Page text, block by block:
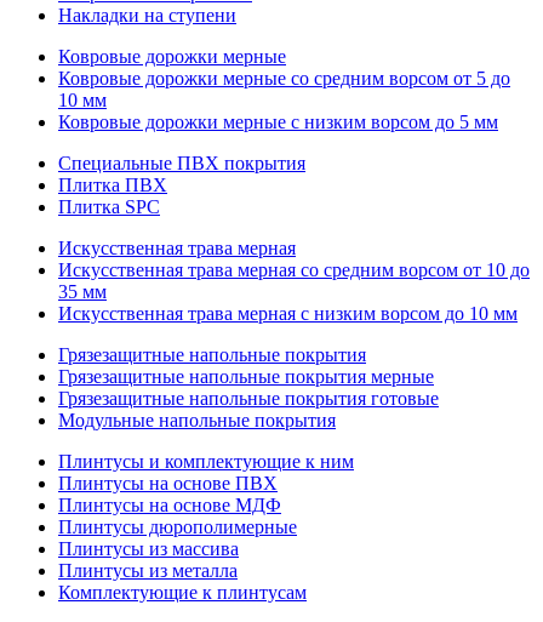
Накладки на ступени
Ковровые дорожки мерные
Ковровые дорожки мерные со средним ворсом от 5 до
10 мм
Ковровые дорожки мерные с низким ворсом до 5 мм
Специальные ПВХ покрытия
Плитка ПВХ
Плитка SPC
Искуccтвенная трава мерная
Искусственная трава мерная со средним ворсом от 10 до
35 мм
Искусственная трава мерная с низким ворсом до 10 мм
Грязезащитные напольные покрытия
Грязезащитные напольные покрытия мерные
Грязезащитные напольные покрытия готовые
Модульные напольные покрытия
Плинтусы и комплектующие к ним
Плинтусы на основе ПВХ
Плинтусы на основе МДФ
Плинтусы дюрополимерные
Плинтусы из массива
Плинтусы из металла
Комплектующие к плинтусам